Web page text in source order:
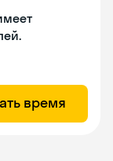
время